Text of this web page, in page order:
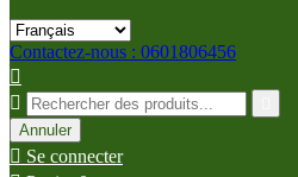
Contactez-nous : 0601806456


Annuler
 Se connecter